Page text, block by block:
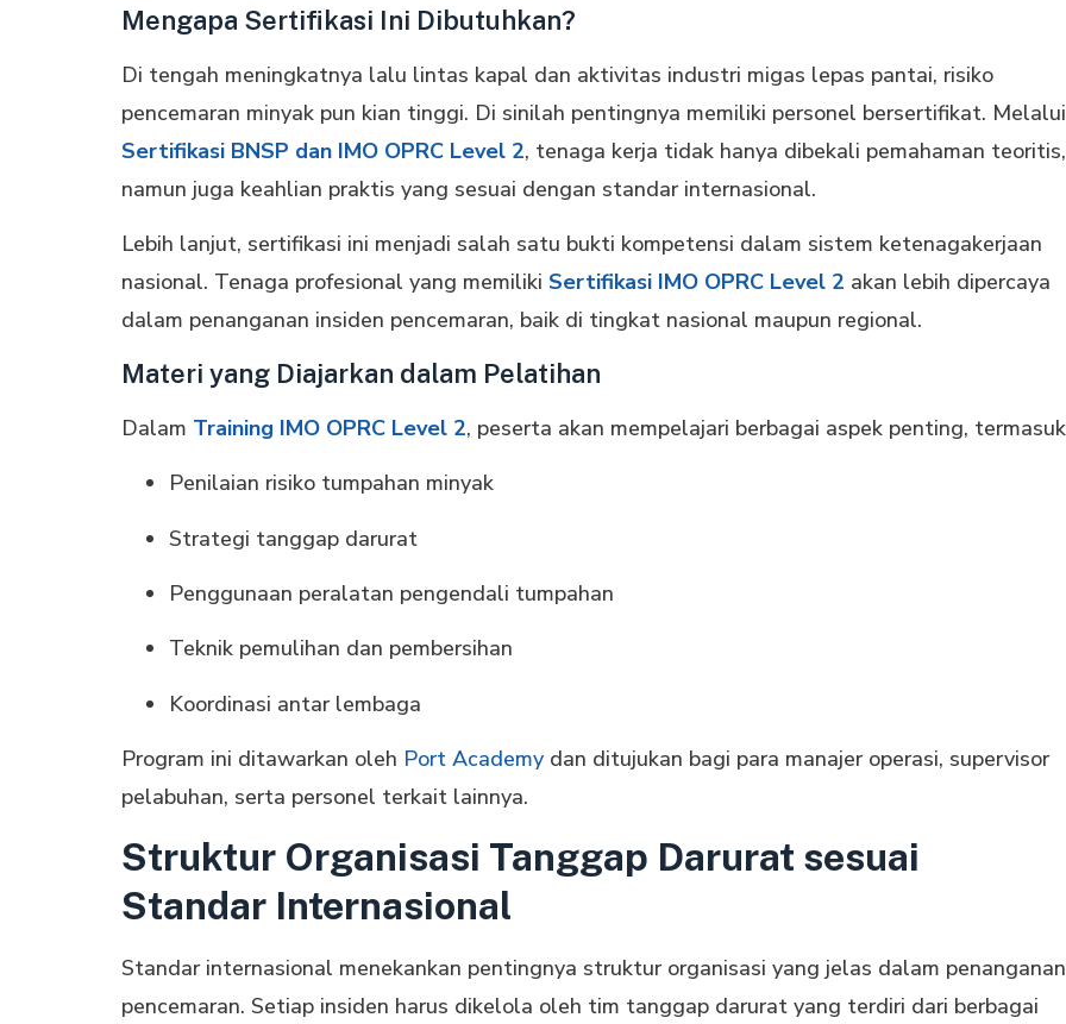
Mengapa Sertifikasi Ini Dibutuhkan?
Di tengah meningkatnya lalu lintas kapal dan aktivitas industri migas lepas pantai, risiko
pencemaran minyak pun kian tinggi. Di sinilah pentingnya memiliki personel bersertifikat. Melalui
Sertifikasi BNSP dan IMO OPRC Level 2, tenaga kerja tidak hanya dibekali pemahaman teoritis,
namun juga keahlian praktis yang sesuai dengan standar internasional.
Lebih lanjut, sertifikasi ini menjadi salah satu bukti kompetensi dalam sistem ketenagakerjaan
nasional. Tenaga profesional yang memiliki Sertifikasi IMO OPRC Level 2 akan lebih dipercaya
dalam penanganan insiden pencemaran, baik di tingkat nasional maupun regional.
Materi yang Diajarkan dalam Pelatihan
Dalam Training IMO OPRC Level 2, peserta akan mempelajari berbagai aspek penting,
Penilaian risiko tumpahan minyak
Strategi tanggap darurat
Penggunaan peralatan pengendali tumpahan
Teknik pemulihan dan pembersihan
Koordinasi antar lembaga
Program ini ditawarkan oleh Port Academy dan ditujukan bagi para manajer operasi, supervisor
pelabuhan, serta personel terkait lainnya.
Struktur Organisasi Tanggap Darurat sesuai
Standar Internasional
Standar internasional menekankan pentingnya struktur organisasi yang jelas dalam penanganan
pencemaran. Setiap insiden harus dikelola oleh tim tanggap darurat yang terdiri dari berbagai